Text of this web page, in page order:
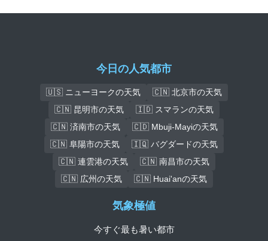
今日の人気都市
🇺🇸 ニューヨークの天気
🇨🇳 北京市の天気
🇨🇳 昆明市の天気
🇮🇩 スマランの天気
🇨🇳 済南市の天気
🇨🇩 Mbuji-Mayiの天気
🇨🇳 阜陽市の天気
🇮🇶 バグダードの天気
🇨🇳 連雲港の天気
🇨🇳 南昌市の天気
🇨🇳 広州の天気
🇨🇳 Huai'anの天気
気象極値
今すぐ最も暑い都市